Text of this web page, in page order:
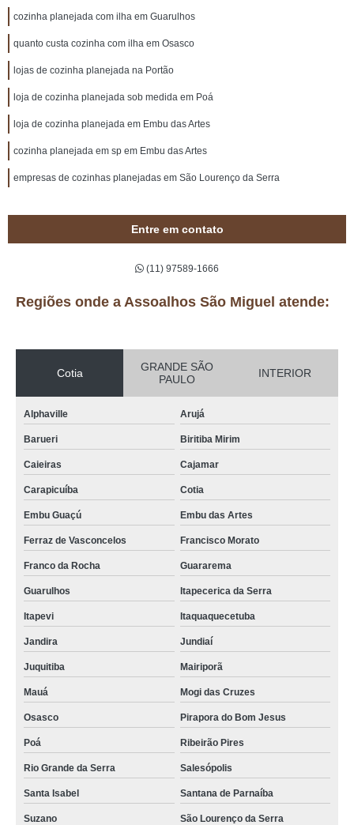
cozinha planejada com ilha em Guarulhos
quanto custa cozinha com ilha em Osasco
lojas de cozinha planejada na Portão
loja de cozinha planejada sob medida em Poá
loja de cozinha planejada em Embu das Artes
cozinha planejada em sp em Embu das Artes
empresas de cozinhas planejadas em São Lourenço da Serra
Entre em contato
(11) 97589-1666
Regiões onde a Assoalhos São Miguel atende:
Cotia
GRANDE SÃO
PAULO
INTERIOR
Alphaville Arujá
Barueri Biritiba Mirim
Caieiras Cajamar
Carapicuíba Cotia
Embu Guaçú Embu das Artes
Ferraz de Vasconcelos Francisco Morato
Franco da Rocha Guararema
Guarulhos Itapecerica da Serra
Itapevi Itaquaquecetuba
Jandira Jundiaí
Juquitiba Mairiporã
Mauá Mogi das Cruzes
Osasco Pirapora do Bom Jesus
Poá Ribeirão Pires
Rio Grande da Serra Salesópolis
Santa Isabel Santana de Parnaíba
Suzano São Lourenço da Serra